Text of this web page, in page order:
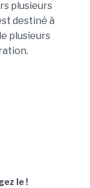
plusieurs
destiné à
plusieurs
le !